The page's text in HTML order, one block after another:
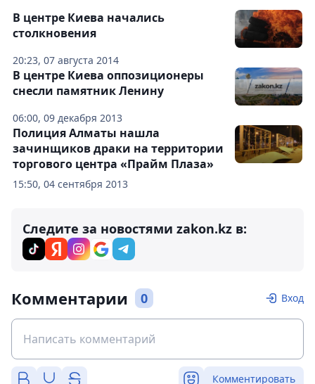
20:23, 07 августа 2014
В центре Киева начались
столкновения
06:00, 09 декабря 2013
В центре Киева оппозиционеры
снесли памятник Ленину
15:50, 04 сентября 2013
Полиция Алматы нашла
зачинщиков драки на территории
торгового центра «Прайм Плаза»
Следите за новостями zakon.kz в:
Комментарии 0 Вход
Комментировать